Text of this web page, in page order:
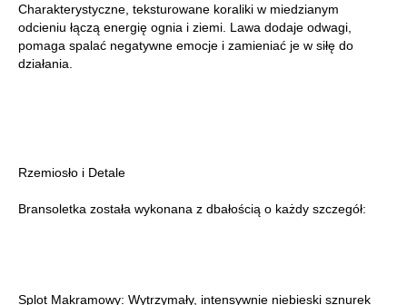
Charakterystyczne, teksturowane koraliki w miedzianym
odcieniu łączą energię ognia i ziemi. Lawa dodaje odwagi,
pomaga spalać negatywne emocje i zamieniać je w siłę do
działania.
Rzemiosło i Detale
Bransoletka została wykonana z dbałością o każdy szczegół:
Splot Makramowy: Wytrzymały, intensywnie niebieski sznurek